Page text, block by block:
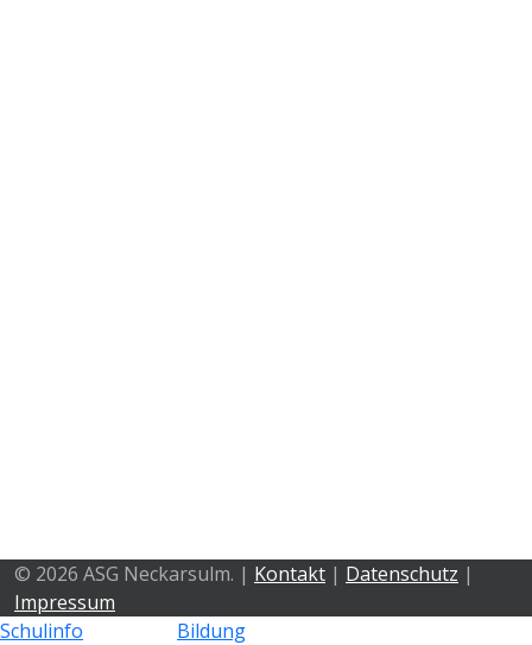
© 2026 ASG Neckarsulm. | Kontakt | Datenschutz |
Impressum
Schulinfo
Bildung